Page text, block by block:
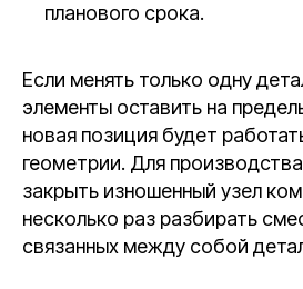
планового срока.
Если менять только одну
элементы оставить на
новая позиция будет
геометрии. Для
закрыть изношенный узел
несколько раз разбирать
связанных между собой